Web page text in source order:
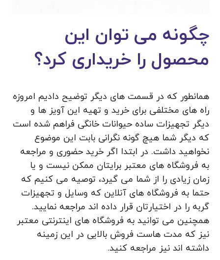
چگونه می توان این
محصول را خریداری کرد؟
همانطور که در قسمت‌ های دیگر توضیح دادیم امروزه
راه های مختلفی برای خرید و تهیه این آویز ها و
دیگر تجهیزات ساده حیوانات خانگی فراهم شده است
که دیگر شما هیچ گونه نگرانی بابت این موضوع
نخواهید داشت. در ابتدا اگر خرید حضوری و مراجعه
به فروشگاه های معتبر برایتان ممکن نیست و یا
زمان زیادی را از شما می گیرد، توصیه می کنیم که
حتما به فروشگاه های آنلاین که وسایل و تجهیزات
گربه را در اختیارتان قرار داده اند مراجعه نمایید.
همچنین می توانید به فروشگاه های اینترنتی معتبر
نیز که مدت هاست فروش بالایی در این زمینه
داشته اند نیز مراجعه کنید.